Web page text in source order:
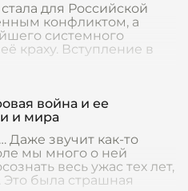
для Российской
конфликтом, а
системного
краху. Вступление в
война и ее
и мира
Даже звучит как-то
мы много о ней
весь ужас тех лет,
была страшная